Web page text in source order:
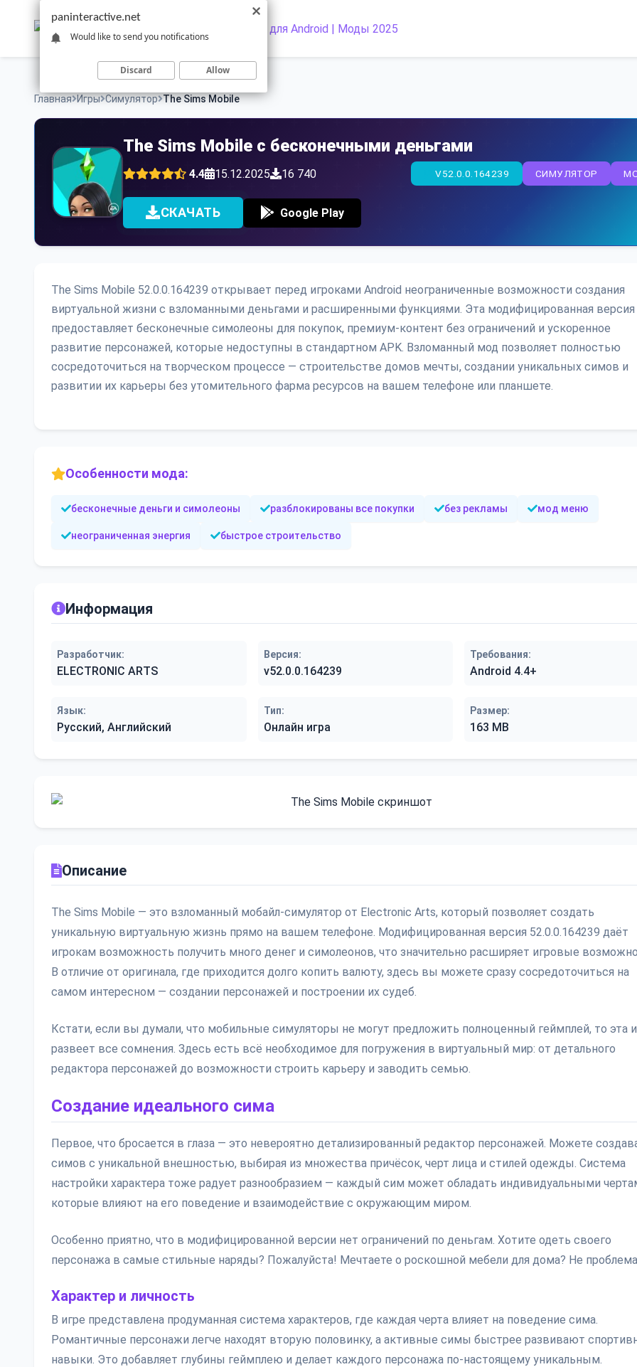
Главная Игры Симулятор The Sims Mobile
The Sims Mobile с бесконечными деньгами
4.4 15.12.2025 16 740 СИМУЛЯТОР
V52.0.0.164239
СКАЧАТЬ Google Play
The Sims Mobile 52.0.0.164239 открывает перед игроками Android неограниченные возможности создания
виртуальной жизни с взломанными деньгами и расширенными функциями. Эта модифицированная версия
предоставляет бесконечные симолеоны для покупок, премиум-контент без ограничений и ускоренное
развитие персонажей, которые недоступны в стандартном APK. Взломанный мод позволяет полностью
сосредоточиться на творческом процессе — строительстве домов мечты, создании уникальных симов и
развитии их карьеры без утомительного фарма ресурсов на вашем телефоне или планшете.
Особенности мода:
бесконечные деньги и симолеоны разблокированы все покупки без рекламы мод меню
неограниченная энергия быстрое строительство
Информация
Разработчик:
ELECTRONIC ARTS
Версия:
v52.0.0.164239
Требования:
Android 4.4+
Язык:
Русский, Английский
Тип:
Онлайн игра
Размер:
163 MB
Описание
The Sims Mobile — это взломанный мобайл-симулятор от Electronic Arts, который позволяет создать
уникальную виртуальную жизнь прямо на вашем телефоне. Модифицированная версия 52.0.0.164239 даёт
игрокам возможность получить много денег и симолеонов, что значительно расширяет игровые
В отличие от оригинала, где приходится долго копить валюту, здесь вы можете сразу сосредоточиться на
самом интересном — создании персонажей и построении их судеб.
Кстати, если вы думали, что мобильные симуляторы не могут предложить полноценный геймплей, то эта
развеет все сомнения. Здесь есть всё необходимое для погружения в виртуальный мир: от детального
редактора персонажей до возможности строить карьеру и заводить семью.
Создание идеального сима
Первое, что бросается в глаза — это невероятно детализированный редактор персонажей. Можете
симов с уникальной внешностью, выбирая из множества причёсок, черт лица и стилей одежды. Система
настройки характера тоже радует разнообразием — каждый сим может обладать индивидуальными
которые влияют на его поведение и взаимодействие с окружающим миром.
Особенно приятно, что в модифицированной версии нет ограничений по деньгам. Хотите одеть своего
персонажа в самые стильные наряды? Пожалуйста! Мечтаете о роскошной мебели для дома? Не
Характер и личность
В игре представлена продуманная система характеров, где каждая черта влияет на поведение сима.
Романтичные персонажи легче находят вторую половинку, а активные симы быстрее развивают
навыки. Это добавляет глубины геймплею и делает каждого персонажа по-настоящему уникальным.
paninteractive.net
Would like to send you notifications
Discard Allow